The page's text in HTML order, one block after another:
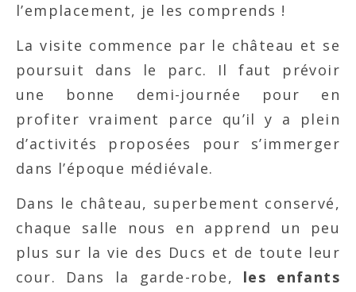
l’emplacement, je les comprends !
La visite commence par le château et se
poursuit dans le parc. Il faut prévoir
une bonne demi-journée pour en
profiter vraiment parce qu’il y a plein
d’activités proposées pour s’immerger
dans l’époque médiévale.
Dans le château, superbement conservé,
chaque salle nous en apprend un peu
plus sur la vie des Ducs et de toute leur
cour. Dans la garde-robe, les enfants